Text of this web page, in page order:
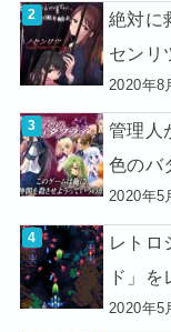
絶対に
センリ
2020年8
管理人
色のバ
2020年5
レトロ
ド」を
2020年5